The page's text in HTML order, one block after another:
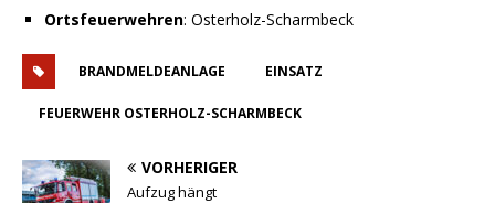
Ortsfeuerwehren: Osterholz-Scharmbeck
BRANDMELDEANLAGE EINSATZ
FEUERWEHR OSTERHOLZ-SCHARMBECK
VORHERIGER
Aufzug hängt